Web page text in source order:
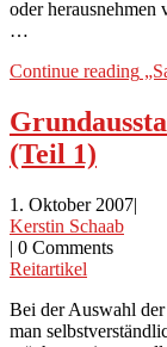
oder herausnehmen
…
Continue reading
(Teil 1)
1. Oktober 2007|
Kerstin Schaab
| 0 Comments
Reitartikel
Bei der Auswahl
man